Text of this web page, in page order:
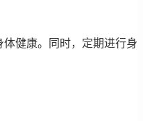
健康。同时，定期进行身